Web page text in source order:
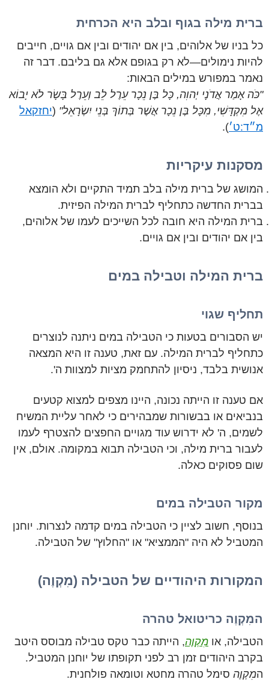
ברית מילה בגוף ובלב היא הכרחית
כל בניו של אלוהים, בין אם יהודים ובין אם גויים, חייבים
להיות נימולים—לא רק בגופם אלא גם בליבם. דבר זה
נאמר במפורש במילים הבאות:
"כֹּה אָמַר אֲדֹנָי יְהוִה, כָּל בֶּן נֵכָר עֵרֶל לֵב וְעֵרֶל בָּשָׂר לֹא יָבוֹא
אֶל מִקְדָּשִׁי, מִכָּל בֶּן נֵכָר אֲשֶׁר בְּתוֹךְ בְּנֵי יִשְׂרָאֵל" (יחזקאל
מ״ד:ט׳).
מסקנות עיקריות
המושג של ברית מילה בלב תמיד התקיים ולא הומצא
בברית החדשה כתחליף לברית המילה הפיזית.
ברית המילה היא חובה לכל השייכים לעמו של אלוהים,
בין אם יהודים ובין אם גויים.
ברית המילה וטבילה במים
תחליף שגוי
יש הסבורים בטעות כי הטבילה במים ניתנה לנוצרים
כתחליף לברית המילה. עם זאת, טענה זו היא המצאה
אנושית בלבד, ניסיון להתחמק מציות למצוות ה'.
אם טענה זו הייתה נכונה, היינו מצפים למצוא קטעים
בנביאים או בבשורות שמבהירים כי לאחר עליית המשיח
לשמים, ה' לא ידרוש עוד מגויים החפצים להצטרף לעמו
לעבור ברית מילה, וכי הטבילה תבוא במקומה. אולם, אין
שום פסוקים כאלה.
מקור הטבילה במים
בנוסף, חשוב לציין כי הטבילה במים קדמה לנצרות. יוחנן
המטביל לא היה "הממציא" או "החלוץ" של הטבילה.
המקורות היהודיים של הטבילה (מִקְוֶה)
המִקְוֶה כריטואל טהרה
הטבילה, או מִקְוֶה, הייתה כבר טקס טבילה מבוסס היטב
בקרב היהודים זמן רב לפני תקופתו של יוחנן המטביל.
המִקְוֶה סימל טהרה מחטא וטומאה פולחנית.